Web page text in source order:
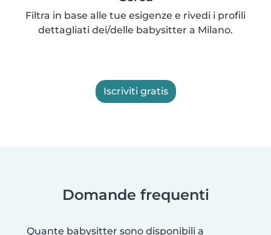
Filtra in base alle tue esigenze e rivedi i profili
dettagliati dei/delle babysitter a Milano.
Iscriviti gratis
Domande frequenti
Quante babysitter sono disponibili a